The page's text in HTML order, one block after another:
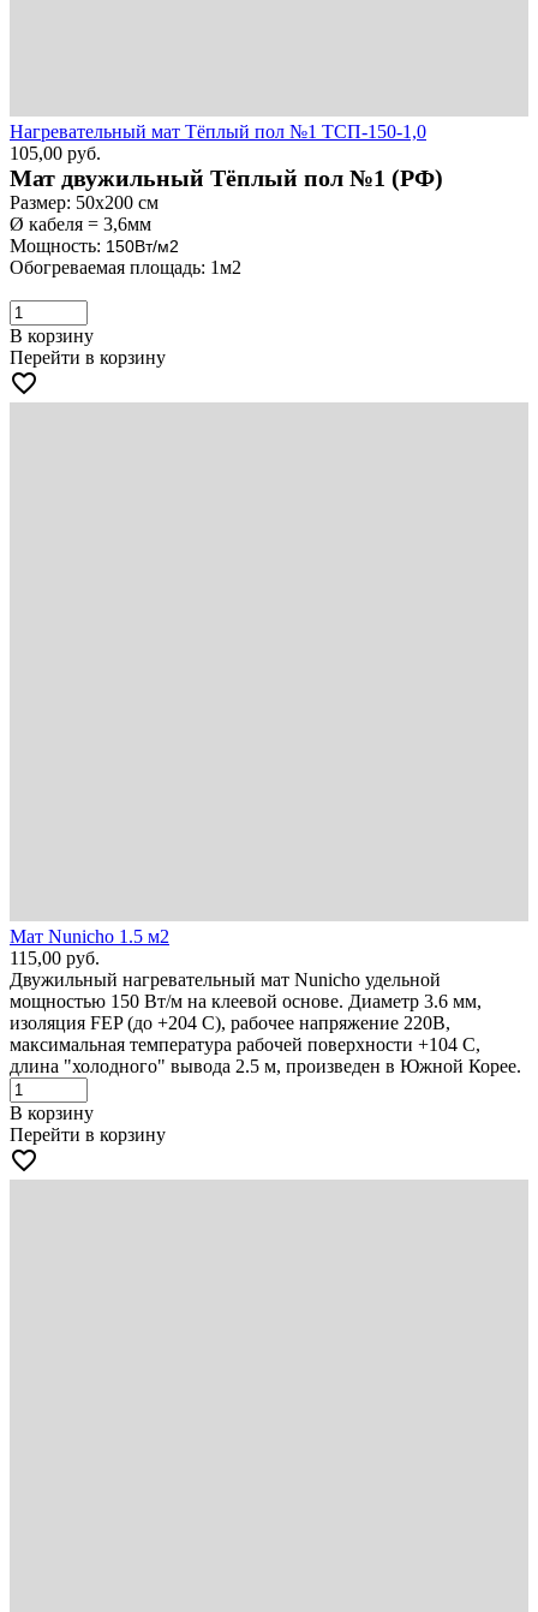
Нагревательный мат Тёплый пол №1 ТСП-150-1,0
105,00 руб.
Мат двужильный Тёплый пол №1 (РФ)
Размер: 50х200 см
Ø кабеля = 3,6мм
Мощность: 150Вт/м2
Обогреваемая площадь: 1м2
В корзину
Перейти в корзину
favorite_border
Мат Nunicho 1.5 м2
115,00 руб.
Двужильный нагревательный мат Nunicho удельной
мощностью 150 Вт/м на клеевой основе. Диаметр 3.6 мм,
изоляция FEP (до +204 С), рабочее напряжение 220В,
максимальная температура рабочей поверхности +104 С,
длина "холодного" вывода 2.5 м, произведен в Южной Корее.
В корзину
Перейти в корзину
favorite_border